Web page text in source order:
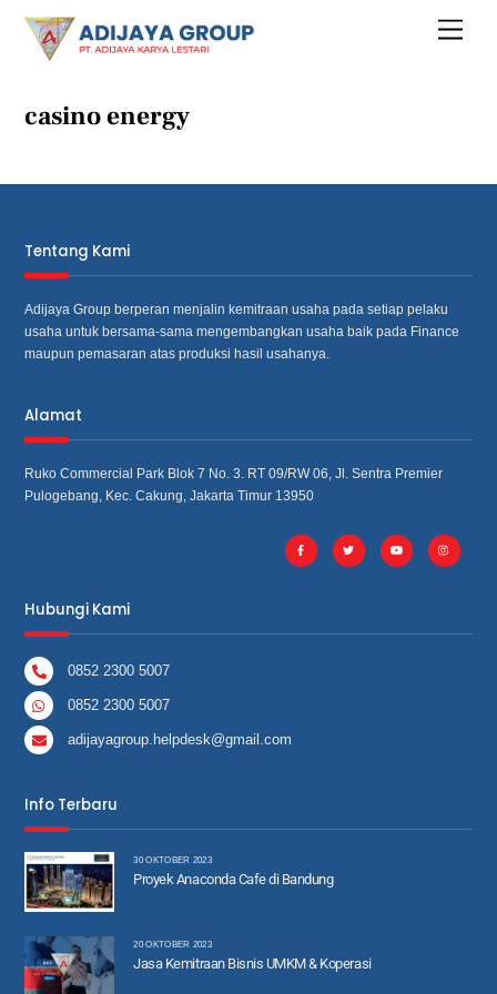
content
Menu
casino energy
Tentang Kami
Adijaya Group berperan menjalin kemitraan usaha pada setiap pelaku
usaha untuk bersama‐sama mengembangkan usaha baik pada Finance
maupun pemasaran atas produksi hasil usahanya.
Alamat
Ruko Commercial Park Blok 7 No. 3. RT 09/RW 06, Jl. Sentra Premier
Pulogebang, Kec. Cakung, Jakarta Timur 13950
Hubungi Kami
0852 2300 5007
0852 2300 5007
adijayagroup.helpdesk@gmail.com
Info Terbaru
30 OKTOBER 2023
Proyek Anaconda Cafe di Bandung
20 OKTOBER 2023
Jasa Kemitraan Bisnis UMKM & Koperasi